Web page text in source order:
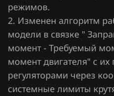
Infiniti
Iran Khodro
Isuzu
Iveco
JAC
режимов.
2. Изменен алгоритм
модели в связке "
момент - Требуемый
момент двигателя" с их
регуляторами через
системные лимиты